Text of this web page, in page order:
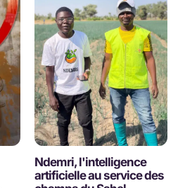
Ndemri, l'intelligence
artificielle au service des